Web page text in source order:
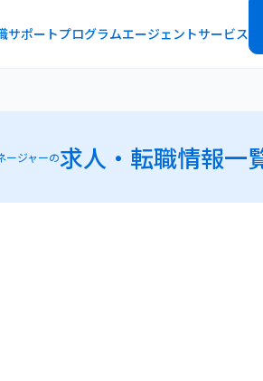
サポートプログラムエージェントサービス
ージャーの求人・転職情報一